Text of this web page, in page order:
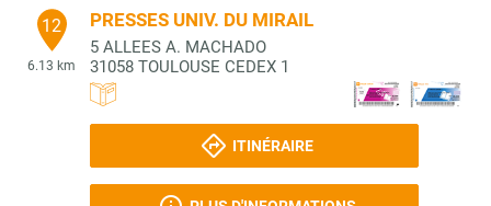
12
6.13 km
PRESSES UNIV. DU MIRAIL
5 ALLEES A. MACHADO
31058 TOULOUSE CEDEX 1
ITINÉRAIRE